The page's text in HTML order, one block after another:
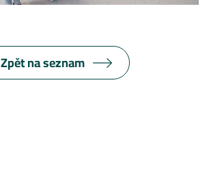
Zpět na seznam